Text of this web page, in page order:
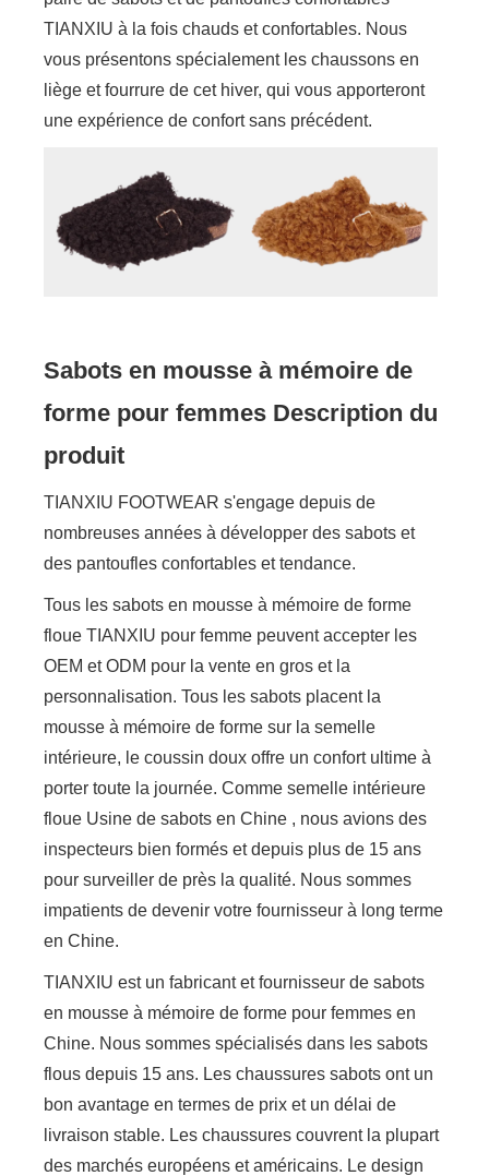
TIANXIU à la fois chauds et confortables. Nous
vous présentons spécialement les chaussons en
liège et fourrure de cet hiver, qui vous apporteront
une expérience de confort sans précédent.
Sabots en mousse à mémoire de
forme pour femmes Description du
produit
TIANXIU FOOTWEAR s'engage depuis de
nombreuses années à développer des sabots et
des pantoufles confortables et tendance.
Tous les sabots en mousse à mémoire de forme
floue TIANXIU pour femme peuvent accepter les
OEM et ODM pour la vente en gros et la
personnalisation. Tous les sabots placent la
mousse à mémoire de forme sur la semelle
intérieure, le coussin doux offre un confort ultime à
porter toute la journée. Comme semelle intérieure
floue Usine de sabots en Chine , nous avions des
inspecteurs bien formés et depuis plus de 15 ans
pour surveiller de près la qualité. Nous sommes
impatients de devenir votre fournisseur à long terme
en Chine.
TIANXIU est un fabricant et fournisseur de sabots
en mousse à mémoire de forme pour femmes en
Chine. Nous sommes spécialisés dans les sabots
flous depuis 15 ans. Les chaussures sabots ont un
bon avantage en termes de prix et un délai de
livraison stable. Les chaussures couvrent la plupart
des marchés européens et américains. Le design